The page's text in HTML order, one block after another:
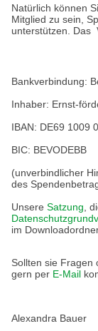
Natürlich können
Mitglied zu sein,
unterstützen. Das
Bankverbindung:
Inhaber: Ernst-
IBAN: DE69 1009
BIC: BEVODEBB
(unverbindlicher
des
Unsere Satzung ,
im
Sollten sie Fragen
gern per E-Mail
Alexandra Bauer